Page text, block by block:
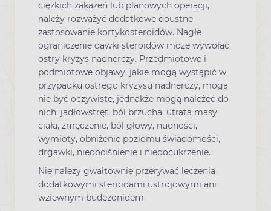
ciężkich zakażeń lub planowych operacji,
należy rozważyć dodatkowe doustne
zastosowanie kortykosteroidów. Nagłe
ograniczenie dawki steroidów może wywołać
ostry kryzys nadnerczy. Przedmiotowe i
podmiotowe objawy, jakie mogą wystąpić w
przypadku ostrego kryzysu nadnerczy, mogą
nie być oczywiste, jednakże mogą należeć do
nich: jadłowstręt, ból brzucha, utrata masy
ciała, zmęczenie, ból głowy, nudności,
wymioty, obniżenie poziomu świadomości,
drgawki, niedociśnienie i niedocukrzenie.
Nie należy gwałtownie przerywać leczenia
dodatkowymi steroidami ustrojowymi ani
wziewnym budezonidem.